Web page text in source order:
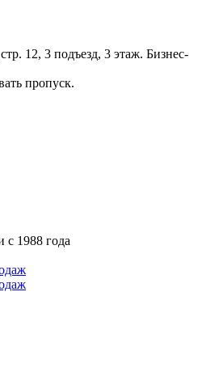
12, 3 подъезд, 3 этаж. Бизнес-
пропуск.
с 1988 года